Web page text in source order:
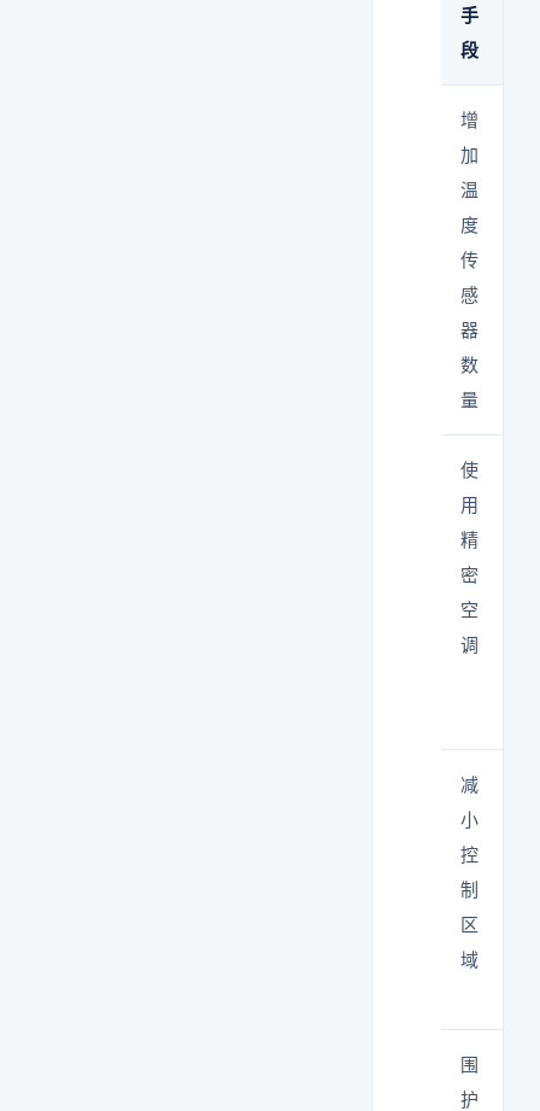
手
段
增
加
温
度
传
感
器
数
量
使
用
精
密
空
调
减
小
控
制
区
域
围
护